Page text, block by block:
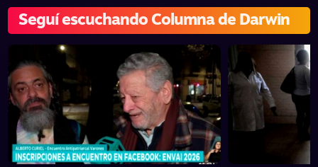
Seguí escuchando Columna de Darwin